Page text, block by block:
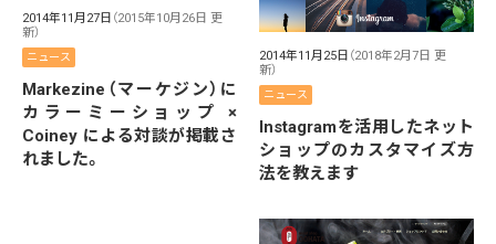
2014年11月27日 （2015年10月26日 更
新）
ニュース
Markezine（マーケジン）に
カラーミーショップ ×
Coiney による対談が掲載さ
れました。
2014年11月25日 （2018年2月7日 更
新）
ニュース
Instagramを活用したネット
ショップのカスタマイズ方
法を教えます